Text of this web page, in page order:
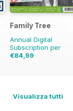
Family Tree
Annual Digital
Subscription per
€84,99
Visualizza tutti